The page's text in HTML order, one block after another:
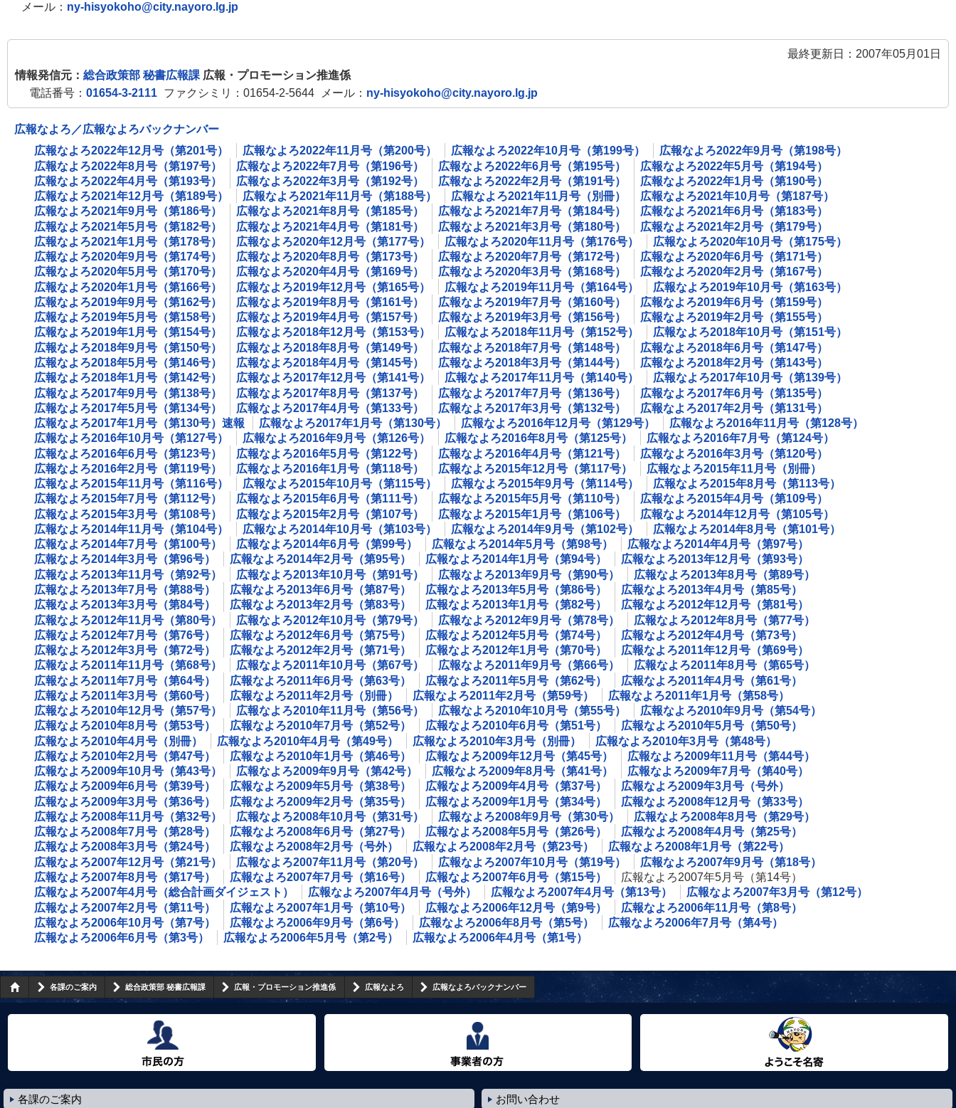
メール： ny-hisyokoho@city.nayoro.lg.jp
最終更新日：2007年05月01日
情報発信元： 総合政策部 秘書広報課 広報・プロモーション推進係
電話番号： 01654-3-2111 ファクシミリ：01654-2-5644 メール： ny-hisyokoho@city.nayoro.lg.jp
広報なよろ／広報なよろバックナンバー
広報なよろ2022年12月号（第201号）
広報なよろ2022年11月号（第200号） 広報なよろ2022年10月号（第199号）
広報なよろ2022年9月号（第198号）
広報なよろ2022年8月号（第197号）
広報なよろ2022年7月号（第196号） 広報なよろ2022年6月号（第195号）
広報なよろ2022年5月号（第194号）
広報なよろ2022年4月号（第193号）
広報なよろ2022年3月号（第192号） 広報なよろ2022年2月号（第191号）
広報なよろ2022年1月号（第190号）
広報なよろ2021年12月号（第189号）
広報なよろ2021年11月号（第188号） 広報なよろ2021年11月号（別冊）
広報なよろ2021年10月号（第187号）
広報なよろ2021年9月号（第186号）
広報なよろ2021年8月号（第185号） 広報なよろ2021年7月号（第184号）
広報なよろ2021年6月号（第183号）
広報なよろ2021年5月号（第182号）
広報なよろ2021年4月号（第181号） 広報なよろ2021年3月号（第180号）
広報なよろ2021年2月号（第179号）
広報なよろ2021年1月号（第178号）
広報なよろ2020年12月号（第177号） 広報なよろ2020年11月号（第176号）
広報なよろ2020年10月号（第175号）
広報なよろ2020年9月号（第174号）
広報なよろ2020年8月号（第173号） 広報なよろ2020年7月号（第172号）
広報なよろ2020年6月号（第171号）
広報なよろ2020年5月号（第170号）
広報なよろ2020年4月号（第169号） 広報なよろ2020年3月号（第168号）
広報なよろ2020年2月号（第167号）
広報なよろ2020年1月号（第166号）
広報なよろ2019年12月号（第165号） 広報なよろ2019年11月号（第164号）
広報なよろ2019年10月号（第163号）
広報なよろ2019年9月号（第162号）
広報なよろ2019年8月号（第161号） 広報なよろ2019年7月号（第160号）
広報なよろ2019年6月号（第159号）
広報なよろ2019年5月号（第158号）
広報なよろ2019年4月号（第157号） 広報なよろ2019年3月号（第156号）
広報なよろ2019年2月号（第155号）
広報なよろ2019年1月号（第154号）
広報なよろ2018年12月号（第153号） 広報なよろ2018年11月号（第152号）
広報なよろ2018年10月号（第151号）
広報なよろ2018年9月号（第150号）
広報なよろ2018年8月号（第149号） 広報なよろ2018年7月号（第148号）
広報なよろ2018年6月号（第147号）
広報なよろ2018年5月号（第146号）
広報なよろ2018年4月号（第145号） 広報なよろ2018年3月号（第144号）
広報なよろ2018年2月号（第143号）
広報なよろ2018年1月号（第142号）
広報なよろ2017年12月号（第141号） 広報なよろ2017年11月号（第140号）
広報なよろ2017年10月号（第139号）
広報なよろ2017年9月号（第138号）
広報なよろ2017年8月号（第137号） 広報なよろ2017年7月号（第136号）
広報なよろ2017年6月号（第135号）
広報なよろ2017年5月号（第134号）
広報なよろ2017年4月号（第133号） 広報なよろ2017年3月号（第132号）
広報なよろ2017年2月号（第131号）
広報なよろ2017年1月号（第130号）速報
広報なよろ2017年1月号（第130号） 広報なよろ2016年12月号（第129号）
広報なよろ2016年11月号（第128号）
広報なよろ2016年10月号（第127号）
広報なよろ2016年9月号（第126号） 広報なよろ2016年8月号（第125号）
広報なよろ2016年7月号（第124号）
広報なよろ2016年6月号（第123号）
広報なよろ2016年5月号（第122号） 広報なよろ2016年4月号（第121号）
広報なよろ2016年3月号（第120号）
広報なよろ2016年2月号（第119号）
広報なよろ2016年1月号（第118号） 広報なよろ2015年12月号（第117号）
広報なよろ2015年11月号（別冊）
広報なよろ2015年11月号（第116号）
広報なよろ2015年10月号（第115号） 広報なよろ2015年9月号（第114号）
広報なよろ2015年8月号（第113号）
広報なよろ2015年7月号（第112号）
広報なよろ2015年6月号（第111号） 広報なよろ2015年5月号（第110号）
広報なよろ2015年4月号（第109号）
広報なよろ2015年3月号（第108号）
広報なよろ2015年2月号（第107号） 広報なよろ2015年1月号（第106号）
広報なよろ2014年12月号（第105号）
広報なよろ2014年11月号（第104号）
広報なよろ2014年10月号（第103号） 広報なよろ2014年9月号（第102号）
広報なよろ2014年8月号（第101号）
広報なよろ2014年7月号（第100号）
広報なよろ2014年6月号（第99号） 広報なよろ2014年5月号（第98号）
広報なよろ2014年4月号（第97号）
広報なよろ2014年3月号（第96号）
広報なよろ2014年2月号（第95号） 広報なよろ2014年1月号（第94号）
広報なよろ2013年12月号（第93号）
広報なよろ2013年11月号（第92号）
広報なよろ2013年10月号（第91号） 広報なよろ2013年9月号（第90号）
広報なよろ2013年8月号（第89号）
広報なよろ2013年7月号（第88号）
広報なよろ2013年6月号（第87号） 広報なよろ2013年5月号（第86号）
広報なよろ2013年4月号（第85号）
広報なよろ2013年3月号（第84号）
広報なよろ2013年2月号（第83号） 広報なよろ2013年1月号（第82号）
広報なよろ2012年12月号（第81号）
広報なよろ2012年11月号（第80号）
広報なよろ2012年10月号（第79号） 広報なよろ2012年9月号（第78号）
広報なよろ2012年8月号（第77号）
広報なよろ2012年7月号（第76号）
広報なよろ2012年6月号（第75号） 広報なよろ2012年5月号（第74号）
広報なよろ2012年4月号（第73号）
広報なよろ2012年3月号（第72号）
広報なよろ2012年2月号（第71号） 広報なよろ2012年1月号（第70号）
広報なよろ2011年12月号（第69号）
広報なよろ2011年11月号（第68号）
広報なよろ2011年10月号（第67号） 広報なよろ2011年9月号（第66号）
広報なよろ2011年8月号（第65号）
広報なよろ2011年7月号（第64号）
広報なよろ2011年6月号（第63号） 広報なよろ2011年5月号（第62号）
広報なよろ2011年4月号（第61号）
広報なよろ2011年3月号（第60号）
広報なよろ2011年2月号（別冊） 広報なよろ2011年2月号（第59号）
広報なよろ2011年1月号（第58号）
広報なよろ2010年12月号（第57号）
広報なよろ2010年11月号（第56号） 広報なよろ2010年10月号（第55号）
広報なよろ2010年9月号（第54号）
広報なよろ2010年8月号（第53号）
広報なよろ2010年7月号（第52号） 広報なよろ2010年6月号（第51号）
広報なよろ2010年5月号（第50号）
広報なよろ2010年4月号（別冊）
広報なよろ2010年4月号（第49号） 広報なよろ2010年3月号（別冊）
広報なよろ2010年3月号（第48号）
広報なよろ2010年2月号（第47号）
広報なよろ2010年1月号（第46号） 広報なよろ2009年12月号（第45号）
広報なよろ2009年11月号（第44号）
広報なよろ2009年10月号（第43号）
広報なよろ2009年9月号（第42号） 広報なよろ2009年8月号（第41号）
広報なよろ2009年7月号（第40号）
広報なよろ2009年6月号（第39号）
広報なよろ2009年5月号（第38号） 広報なよろ2009年4月号（第37号）
広報なよろ2009年3月号（号外）
広報なよろ2009年3月号（第36号）
広報なよろ2009年2月号（第35号） 広報なよろ2009年1月号（第34号）
広報なよろ2008年12月号（第33号）
広報なよろ2008年11月号（第32号）
広報なよろ2008年10月号（第31号） 広報なよろ2008年9月号（第30号）
広報なよろ2008年8月号（第29号）
広報なよろ2008年7月号（第28号）
広報なよろ2008年6月号（第27号） 広報なよろ2008年5月号（第26号）
広報なよろ2008年4月号（第25号）
広報なよろ2008年3月号（第24号）
広報なよろ2008年2月号（号外） 広報なよろ2008年2月号（第23号）
広報なよろ2008年1月号（第22号）
広報なよろ2007年12月号（第21号）
広報なよろ2007年11月号（第20号） 広報なよろ2007年10月号（第19号）
広報なよろ2007年9月号（第18号）
広報なよろ2007年8月号（第17号）
広報なよろ2007年7月号（第16号） 広報なよろ2007年6月号（第15号）
広報なよろ2007年5月号（第14号）
広報なよろ2007年4月号（総合計画ダイジェスト）
広報なよろ2007年4月号（号外） 広報なよろ2007年4月号（第13号）
広報なよろ2007年3月号（第12号）
広報なよろ2007年2月号（第11号）
広報なよろ2007年1月号（第10号） 広報なよろ2006年12月号（第9号）
広報なよろ2006年11月号（第8号）
広報なよろ2006年10月号（第7号）
広報なよろ2006年9月号（第6号） 広報なよろ2006年8月号（第5号）
広報なよろ2006年7月号（第4号）
広報なよろ2006年6月号（第3号）
広報なよろ2006年5月号（第2号） 広報なよろ2006年4月号（第1号）
各課のご案内 総合政策部 秘書広報課 広報・プロモーション推進係 広報なよろ 広報なよろバックナンバー
各課のご案内 お問い合わせ